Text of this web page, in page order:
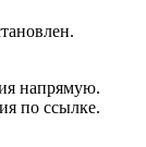
напрямую.
по ссылке.